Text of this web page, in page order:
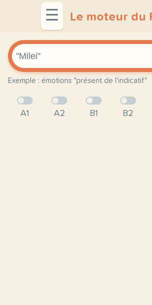
☰ Le moteur du
Exemple : émotions "présent de l'indicatif"
A1 A2 B1 B2